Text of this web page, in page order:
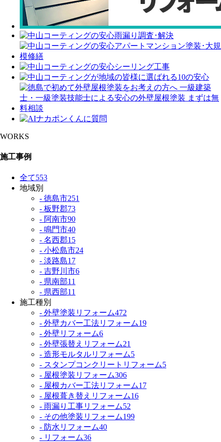
WORKS
施工事例
全て553
地域別
- 徳島市251
- 板野郡73
- 阿南市90
- 鳴門市40
- 名西郡15
- 小松島市24
- 淡路島17
- 吉野川市6
- 県南部11
- 県西部11
施工種別
- 外壁塗装リフォーム472
- 外壁カバー工法リフォーム19
- 外壁リフォーム6
- 外壁張替えリフォーム21
- 造形モルタルリフォーム5
- スタンプコンクリートリフォーム5
- 屋根塗装リフォーム306
- 屋根カバー工法リフォーム17
- 屋根葺き替えリフォーム16
- 雨漏り工事リフォーム52
- その他塗装リフォーム199
- 防水リフォーム40
- リフォーム36